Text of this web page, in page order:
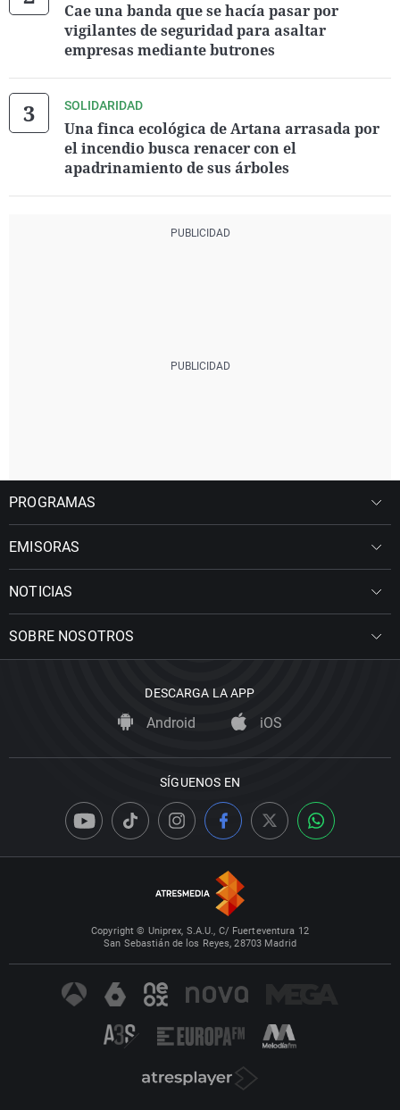
Cae una banda que se hacía pasar por
vigilantes de seguridad para asaltar
empresas mediante butrones
SOLIDARIDAD
Una finca ecológica de Artana arrasada por
el incendio busca renacer con el
apadrinamiento de sus árboles
PROGRAMAS
EMISORAS
NOTICIAS
SOBRE NOSOTROS
DESCARGA LA APP
Android iOS
SÍGUENOS EN
Copyright © Uniprex, S.A.U., C/ Fuerteventura 12
San Sebastián de los Reyes, 28703 Madrid